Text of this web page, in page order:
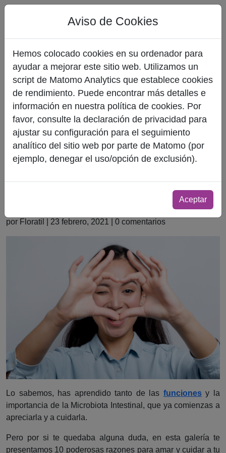
10 razones para amar a tu
Microbiota Intestinal (Galería)
por Floratil | 23 febrero, 2021 | 0 comentarios
Lo sabemos, has aprendido tanto de las funcionesy la
importancia de la Microbiota Intestinal, que ya comienzas a
apreciarla y a cuidarla.
Pero por si te quedaba alguna duda, en esta galería te
presentamos 10 poderosas razones para amar y cuidar a tu
Aviso de Cookies
Hemos colocado cookies en su ordenador para
ayudar a mejorar este sitio web. Utilizamos un
script de Matomo Analytics que establece cookies
de rendimiento. Puede encontrar más detalles e
información en nuestra política de cookies. Por
favor, consulte la declaración de privacidad para
ajustar su configuración para el seguimiento
analítico del sitio web por parte de Matomo (por
ejemplo, denegar el uso/opción de exclusión).
Aceptar